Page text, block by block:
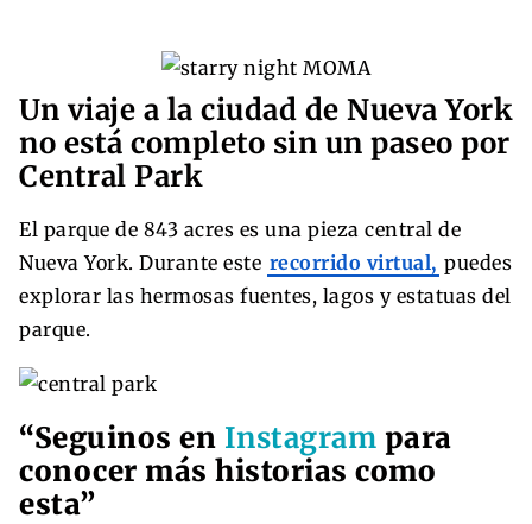
Un viaje a la ciudad de Nueva York
no está completo sin un paseo por
Central Park
El parque de 843 acres es una pieza central de
Nueva York. Durante este recorrido virtual, puedes
explorar las hermosas fuentes, lagos y estatuas del
parque.
“Seguinos en Instagram para
conocer más historias como
esta”